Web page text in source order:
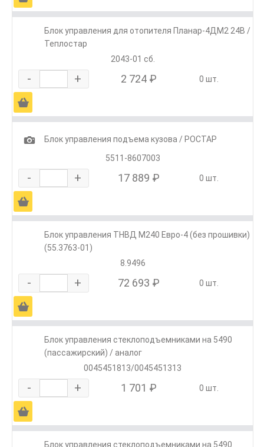
Блок управления для отопителя Планар-4ДМ2 24В /
Теплостар
2043-01 сб.
- + 2 724 ₽ 0 шт.
Ä
1
Блок управления подъема кузова / РОСТАР
5511-8607003
- + 17 889 ₽ 0 шт.
Ä
Блок управления ТНВД М240 Евро-4 (без прошивки)
(55.3763-01)
8.9496
- + 72 693 ₽ 0 шт.
Ä
Блок управления стеклоподъемниками на 5490
(пассажирский) / аналог
0045451813/0045451313
- + 1 701 ₽ 0 шт.
Ä
Блок управления стеклоподъемниками на 5490